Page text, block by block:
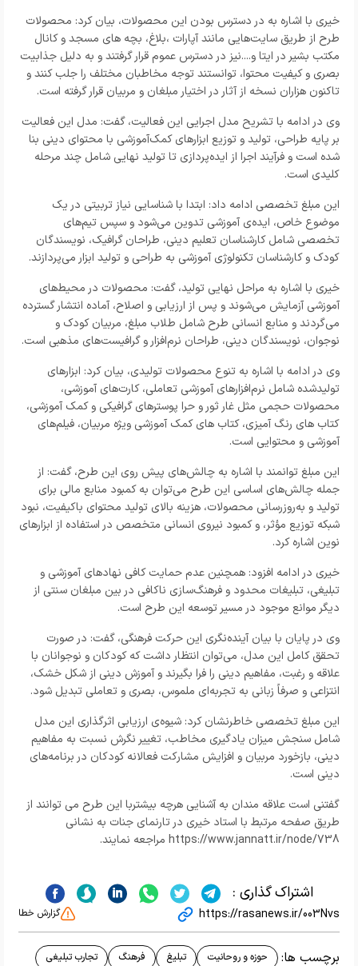
خیری با اشاره به در دسترس بودن این محصولات، بیان کرد: محصولات
طرح از طریق سایت‌هایی مانند آپارات ،بلاغ، بچه های مسجد و کانال
مکتب بشیر در ایتا و....نیز در دسترس عموم قرار گرفتند و به دلیل جذابیت
بصری و کیفیت محتوا، توانستند توجه مخاطبان مختلف را جلب کنند و
تاکنون هزاران نسخه از آثار در اختیار مبلغان و مربیان قرار گرفته است.
وی در ادامه با تشریح مدل اجرایی این فعالیت، گفت: مدل این فعالیت
بر پایه طراحی، تولید و توزیع ابزارهای کمک‌آموزشی با محتوای دینی بنا
شده است و فرآیند اجرا از ایده‌پردازی تا تولید نهایی شامل چند مرحله
کلیدی است.
این مبلغ تخصصی ادامه داد: ابتدا با شناسایی نیاز تربیتی در یک
موضوع خاص، ایده‌ی آموزشی تدوین می‌شود و سپس تیم‌های
تخصصی شامل کارشناسان تعلیم دینی، طراحان گرافیک، نویسندگان
کودک و کارشناسان تکنولوژی آموزشی به طراحی و تولید ابزار می‌پردازند.
خیری با اشاره به مراحل نهایی تولید، گفت: محصولات در محیط‌های
آموزشی آزمایش می‌شوند و پس از ارزیابی و اصلاح، آماده انتشار گسترده
می‌گردند و منابع انسانی طرح شامل طلاب مبلغ، مربیان کودک و
نوجوان، نویسندگان دینی، طراحان نرم‌افزار و گرافیست‌های مذهبی است.
وی در ادامه با اشاره به تنوع محصولات تولیدی، بیان کرد: ابزارهای
تولیدشده شامل نرم‌افزارهای آموزشی تعاملی، کارت‌های آموزشی،
محصولات حجمی مثل غار ثور و حرا پوسترهای گرافیکی و کمک آموزشی،
کتاب های رنگ آمیزی، کتاب های کمک آموزشی ویژه مربیان، فیلم‌های
آموزشی و محتوایی است.
این مبلغ توانمند با اشاره به چالش‌های پیش روی این طرح، گفت: از
جمله چالش‌های اساسی این طرح می‌توان به کمبود منابع مالی برای
تولید و به‌روزرسانی محصولات، هزینه بالای تولید محتوای باکیفیت، نبود
شبکه توزیع مؤثر، و کمبود نیروی انسانی متخصص در استفاده از ابزارهای
نوین اشاره کرد.
خیری در ادامه افزود: همچنین عدم حمایت کافی نهادهای آموزشی و
تبلیغی، تبلیغات محدود و فرهنگ‌سازی ناکافی در بین مبلغان سنتی از
دیگر موانع موجود در مسیر توسعه این طرح است.
وی در پایان با بیان آینده‌نگری این حرکت فرهنگی، گفت: در صورت
تحقق کامل این مدل، می‌توان انتظار داشت که کودکان و نوجوانان با
علاقه و رغبت، مفاهیم دینی را فرا بگیرند و آموزش دینی از شکل خشک،
انتزاعی و صرفاً زبانی به تجربه‌ای ملموس، بصری و تعاملی تبدیل شود.
این مبلغ تخصصی خاطرنشان کرد: شیوه‌ی ارزیابی اثرگذاری این مدل
شامل سنجش میزان یادگیری مخاطب، تغییر نگرش نسبت به مفاهیم
دینی، بازخورد مربیان و افزایش مشارکت فعالانه کودکان در برنامه‌های
دینی است.
گفتنی است علاقه مندان به آشنایی هرچه بیشتربا این طرح می توانند از
طریق صفحه مرتبط با استاد خیری در تارنمای جنات به نشانی
https://www.jannatt.ir/node/738 مراجعه نمایند.
اشتراک گذاری :
https://rasanews.ir/003Nvs گزارش خطا
برچسب ها: حوزه و روحانیت تبلیغ فرهنگ تجارب تبلیغی